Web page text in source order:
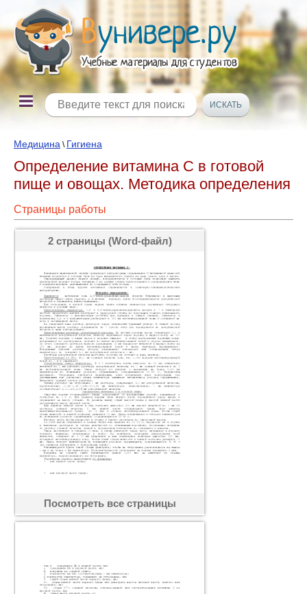
Медицина \ Гигиена
Определение витамина С в готовой
пище и овощах. Методика определения
Страницы работы
2 страницы (Word-файл)
Посмотреть все страницы